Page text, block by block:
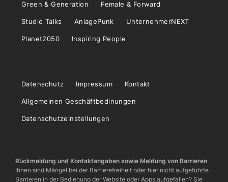
Green & Generation Female & Forward
Studio Talks AnlagePunk UnternehmerNEXT
Planet2050 Inspiring People
Datenschutz Impressum Kontakt
Allgemeinen Geschäftbedinungen
Datenschutzeinstellungen
Rückmeldung und Kontaktangaben sowie Meldung von Barrieren
Ihnen sind Mängel bei der Barrierefreiheit oder hier nicht aufgeführte
Barrieren in der Bedienung der Website oder Apps aufgefallen? Sie